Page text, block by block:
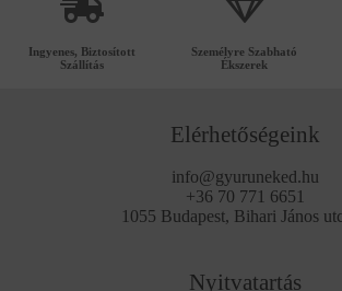
Ingyenes, Biztosított
Szállítás
Személyre Szabható
Ékszerek
Elérhetőségeink
info@gyuruneked.hu
+36 70 771 6651
1055 Budapest, Bihari János
Nyitvatartás